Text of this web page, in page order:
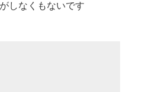
しなくもないです